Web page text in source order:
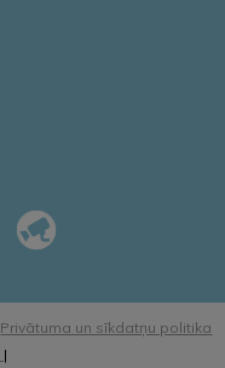
Privātuma un sīkdatņu politika
|